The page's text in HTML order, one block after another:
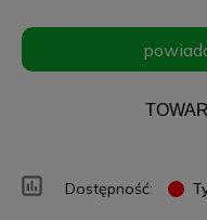
Dostępność: